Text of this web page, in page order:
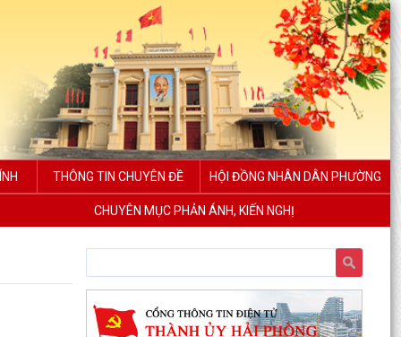
THÔNG TIN CHUYÊN ĐỀ HỘI ĐỒNG NHÂN DÂN PHƯỜNG
CHUYÊN MỤC PHẢN ÁNH, KIẾN NGHỊ